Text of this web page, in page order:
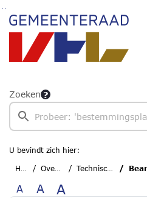
Ga naar de inhoud van deze pagina
Ga naar het zoeken
Ga naar het menu
Zoeken
U bevindt zich hier:
Home
Overzichten Technische vragen
A A A